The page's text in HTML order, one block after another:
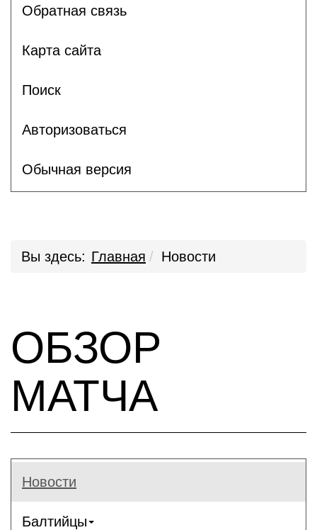
Обратная связь
Карта сайта
Поиск
Авторизоваться
Обычная версия
Вы здесь: Главная Новости
ОБЗОР
МАТЧА
Новости
Балтийцы